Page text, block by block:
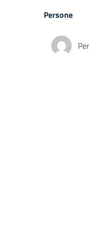
Persone